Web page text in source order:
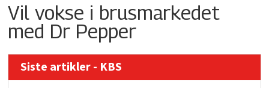
Vil vokse i brusmarkedet
med Dr Pepper
Siste artikler - KBS